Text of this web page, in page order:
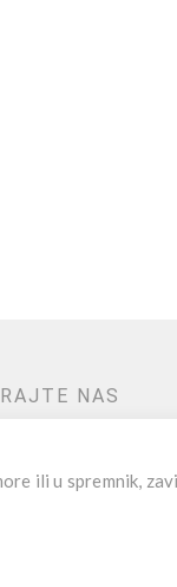
NAS
ili u spremnik,